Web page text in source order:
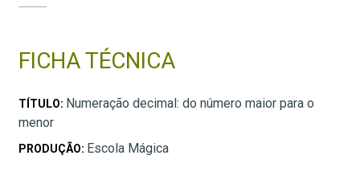
FICHA TÉCNICA
TÍTULO: Numeração decimal: do número maior para o
menor
PRODUÇÃO: Escola Mágica